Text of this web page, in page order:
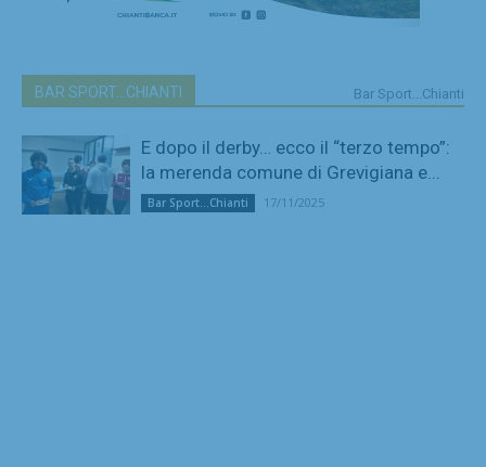
BAR SPORT...CHIANTI Bar Sport...Chianti
E dopo il derby… ecco il “terzo tempo”:
la merenda comune di Grevigiana e...
Bar Sport...Chianti 17/11/2025